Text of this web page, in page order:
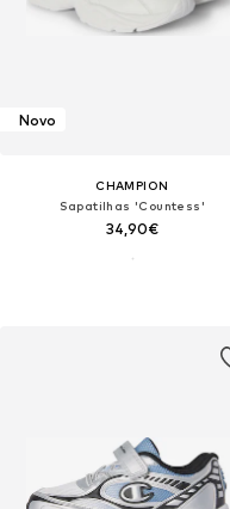
Novo
CHAMPION
Sapatilhas 'Countess'
34,90€